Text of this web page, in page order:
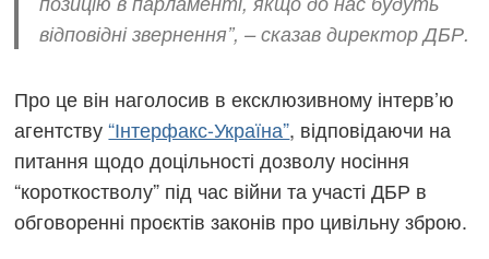
відповідні звернення”, – сказав директор ДБР.
Про це він наголосив в ексклюзивному інтерв’ю
агентству“Інтерфакс-Україна”, відповідаючи на
питання щодо доцільності дозволу носіння
“короткостволу” під час війни та участі ДБР в
обговоренні проєктів законів про цивільну зброю.